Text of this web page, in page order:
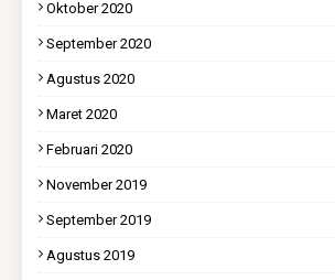
Oktober 2020
September 2020
Agustus 2020
Maret 2020
Februari 2020
November 2019
September 2019
Agustus 2019